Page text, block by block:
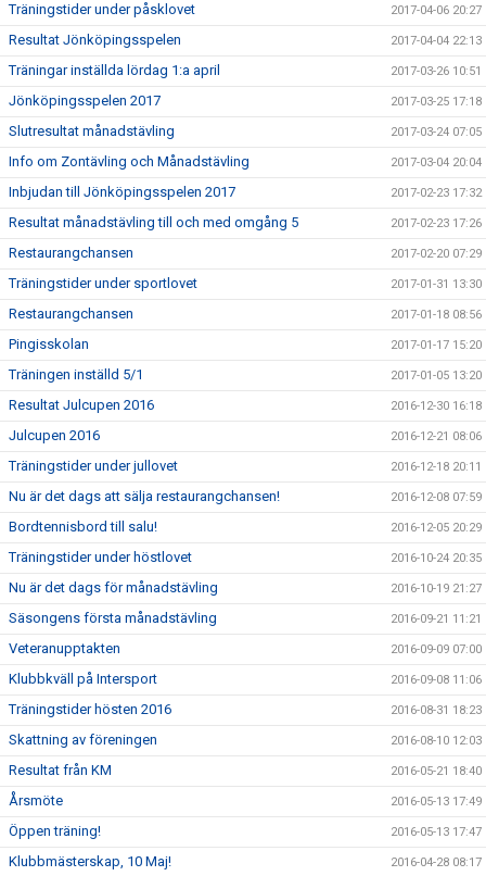
Träningstider under påsklovet 2017-04-06 20:27
Resultat Jönköpingsspelen 2017-04-04 22:13
Träningar inställda lördag 1:a april 2017-03-26 10:51
Jönköpingsspelen 2017 2017-03-25 17:18
Slutresultat månadstävling 2017-03-24 07:05
Info om Zontävling och Månadstävling 2017-03-04 20:04
Inbjudan till Jönköpingsspelen 2017 2017-02-23 17:32
Resultat månadstävling till och med omgång 5 2017-02-23 17:26
Restaurangchansen 2017-02-20 07:29
Träningstider under sportlovet 2017-01-31 13:30
Restaurangchansen 2017-01-18 08:56
Pingisskolan 2017-01-17 15:20
Träningen inställd 5/1 2017-01-05 13:20
Resultat Julcupen 2016 2016-12-30 16:18
Julcupen 2016 2016-12-21 08:06
Träningstider under jullovet 2016-12-18 20:11
Nu är det dags att sälja restaurangchansen! 2016-12-08 07:59
Bordtennisbord till salu! 2016-12-05 20:29
Träningstider under höstlovet 2016-10-24 20:35
Nu är det dags för månadstävling 2016-10-19 21:27
Säsongens första månadstävling 2016-09-21 11:21
Veteranupptakten 2016-09-09 07:00
Klubbkväll på Intersport 2016-09-08 11:06
Träningstider hösten 2016 2016-08-31 18:23
Skattning av föreningen 2016-08-10 12:03
Resultat från KM 2016-05-21 18:40
Årsmöte 2016-05-13 17:49
Öppen träning! 2016-05-13 17:47
Klubbmästerskap, 10 Maj! 2016-04-28 08:17